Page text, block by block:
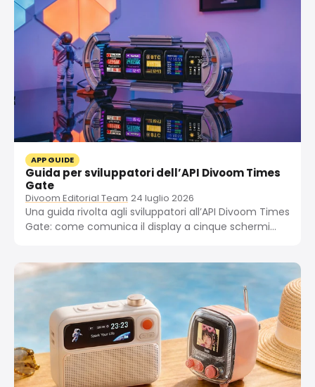
APP GUIDE
Guida per sviluppatori dell’API Divoom Times
Gate
Divoom Editorial Team 24 luglio 2026
Una guida rivolta agli sviluppatori all’API Divoom Times
Gate: come comunica il display a cinque schermi
Home Assistant e utilizzare librerie Python, Rust e .NET